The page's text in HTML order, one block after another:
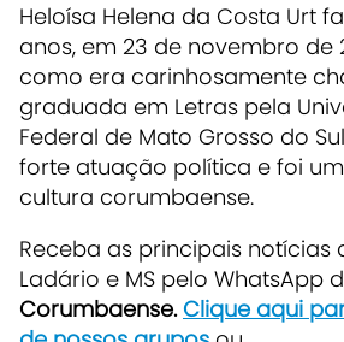
Heloísa Helena da Costa Urt
anos, em 23 de novembro de
como era carinhosamente
graduada em Letras pela
Federal de Mato Grosso do
forte atuação política e foi
cultura corumbaense.
Receba as principais notícias
Ladário e MS pelo WhatsApp
Corumbaense.Clique aqui